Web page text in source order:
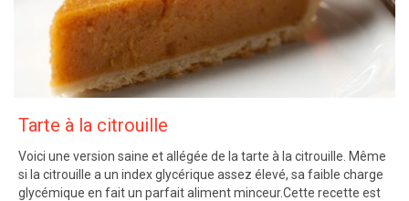
Tarte à la citrouille
Voici une version saine et allégée de la tarte à la citrouille. Même
si la citrouille a un index glycérique assez élevé, sa faible charge
glycémique en fait un parfait aliment minceur.Cette recette est